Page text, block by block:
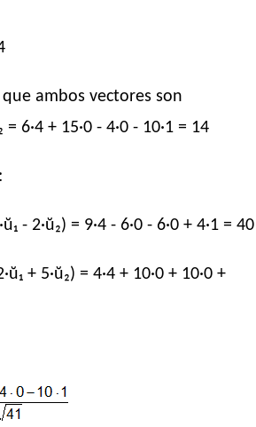
que ambos vectores son
6·4 + 15·0 - 4·0 - 10·1 = 14
- 2·ŭ₂) = 9·4 - 6·0 - 6·0 + 4·1 = 40
+ 5·ŭ₂) = 4·4 + 10·0 + 10·0 +